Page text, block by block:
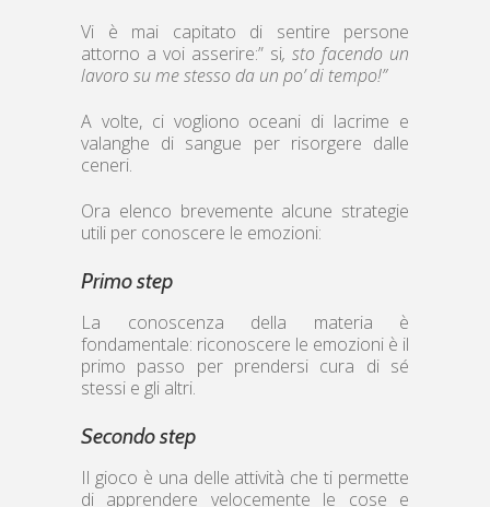
Vi è mai capitato di sentire persone
attorno a voi asserire:” si, sto facendo un
lavoro su me stesso da un po’ di tempo!”
A volte, ci vogliono oceani di lacrime e
valanghe di sangue per risorgere dalle
ceneri.
Ora elenco brevemente alcune strategie
utili per conoscere le emozioni:
Primo step
La conoscenza della materia è
fondamentale: riconoscere le emozioni è il
primo passo per prendersi cura di sé
stessi e gli altri.
Secondo step
Il gioco è una delle attività che ti permette
di apprendere velocemente le cose e